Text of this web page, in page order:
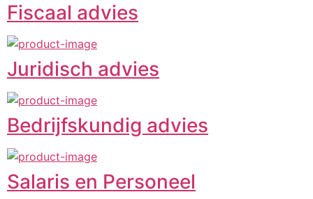
Fiscaal advies
Juridisch advies
Bedrijfskundig advies
Salaris en Personeel